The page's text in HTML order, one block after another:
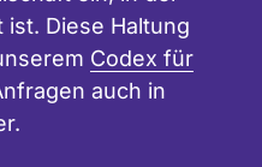
Diese Haltung
Codex für
auch in